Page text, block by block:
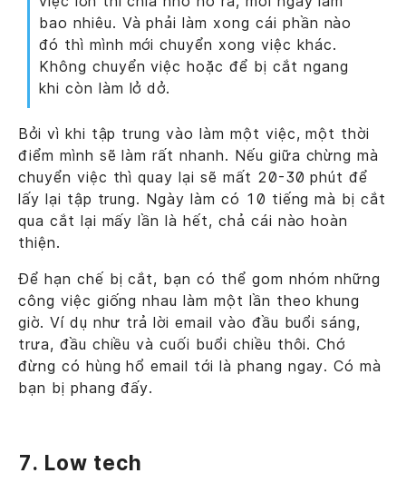
bao nhiêu. Và phải làm xong cái phần nào
đó thì mình mới chuyển xong việc khác.
Không chuyển việc hoặc để bị cắt ngang
khi còn làm lở dở.
Bởi vì khi tập trung vào làm một việc, một thời
điểm mình sẽ làm rất nhanh. Nếu giữa chừng mà
chuyển việc thì quay lại sẽ mất 20-30 phút để
lấy lại tập trung. Ngày làm có 10 tiếng mà bị cắt
qua cắt lại mấy lần là hết, chả cái nào hoàn
thiện.
Để hạn chế bị cắt, bạn có thể gom nhóm những
công việc giống nhau làm một lần theo khung
giờ. Ví dụ như trả lời email vào đầu buổi sáng,
trưa, đầu chiều và cuối buổi chiều thôi. Chớ
đừng có hùng hổ email tới là phang ngay. Có mà
bạn bị phang đấy.
7. Low tech